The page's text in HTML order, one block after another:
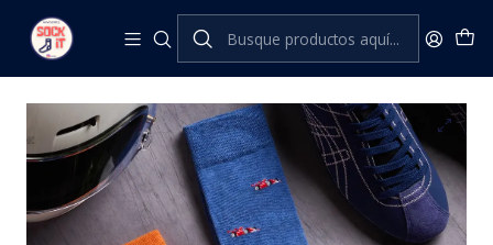
Inicio The London Sock Exchange Sporting Heroes
THE GRAND PRIX GIFT BOX